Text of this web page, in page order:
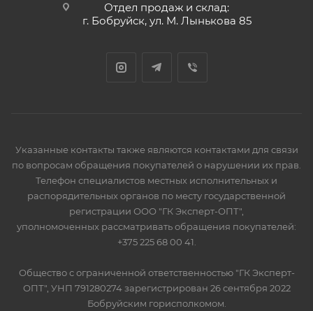
Отдел продаж и склад:
г. Бобруйск, ул. М. Лынькова 85
Указанные контакты также являются контактами для связи
по вопросам обращения покупателей о нарушении их прав.
Телефон специалистов местных исполнительных и
распорядительных органов по месту государственной
регистрации ООО "ГК Эксперт-ОПТ",
уполномоченных рассматривать обращения покупателей:
+375 225 68 00 41.
Общество с ограниченной ответственностью "ГК Эксперт-
ОПТ", УНП 791280274 зарегистрирован 26 сентября 2022
Бобруйским горисполкомом.